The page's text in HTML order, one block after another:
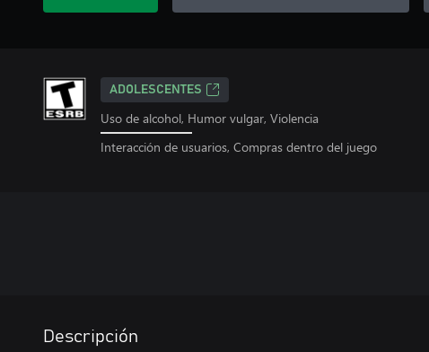
ADOLESCENTES
Uso de alcohol, Humor vulgar, Violencia
Interacción de usuarios, Compras dentro del juego
Descripción